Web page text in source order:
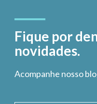
Fique por
novidades.
Acompanhe nosso